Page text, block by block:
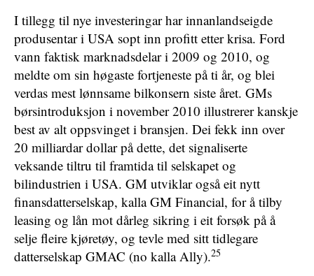
I tillegg til nye investeringar har innanlandseigde
produsentar i USA sopt inn profitt etter krisa. Ford
vann faktisk marknadsdelar i 2009 og 2010, og
meldte om sin høgaste fortjeneste på ti år, og blei
verdas mest lønnsame bilkonsern siste året. GMs
børsintroduksjon i november 2010 illustrerer kanskje
best av alt oppsvinget i bransjen. Dei fekk inn over
20 milliardar dollar på dette, det signaliserte
veksande tiltru til framtida til selskapet og
bilindustrien i USA. GM utviklar også eit nytt
finansdatterselskap, kalla GM Financial, for å tilby
leasing og lån mot dårleg sikring i eit forsøk på å
selje fleire kjøretøy, og tevle med sitt tidlegare
datterselskap GMAC (no kalla Ally).25